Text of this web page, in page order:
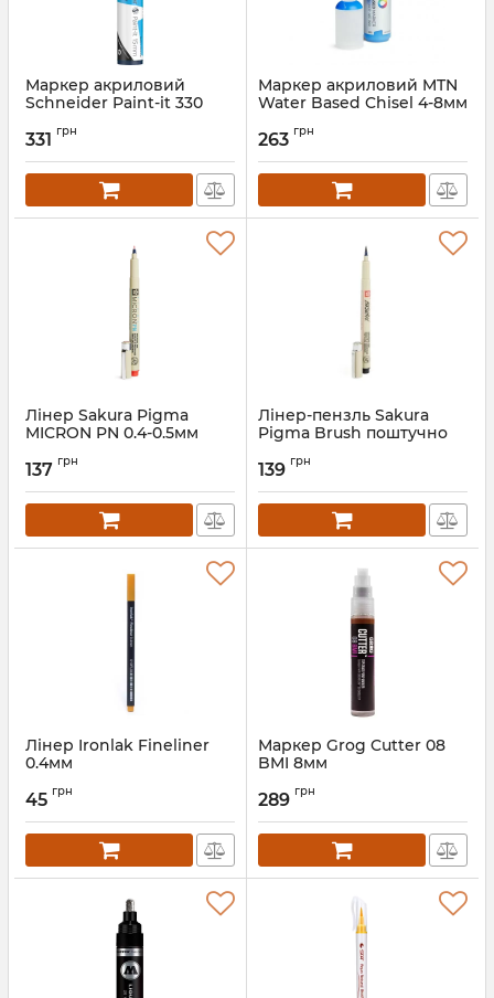
Маркер акриловий
Schneider Paint-it 330
331 грн
Маркер акриловий MTN
Water Based Chisel 4-8мм
263 грн
Лінер Sakura Pigma
MICRON PN 0.4-0.5мм
137 грн
Лінер-пензль Sakura
Pigma Brush поштучно
139 грн
Лінер Ironlak Fineliner
0.4мм
45 грн
Маркер Grog Cutter 08
BMI 8мм
289 грн